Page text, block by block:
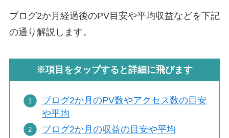
ブログ2か月経過後のPV目安や平均収益などを下記
の通り解説します。
※項目をタップすると詳細に飛びます
ブログ2か月のPV数やアクセス数の目安
や平均
ブログ2か月の収益の目安や平均